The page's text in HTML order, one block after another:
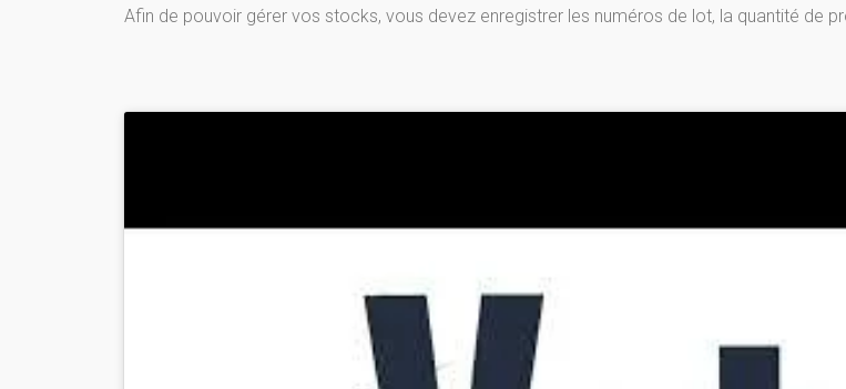
Afin de pouvoir gérer vos stocks, vous devez enregistrer les numéros de lot, la quantité de